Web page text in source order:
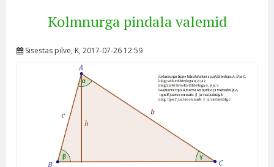
Kolmnurga pindala valemid
Sisestas pilve, K, 2017-07-26 12:59